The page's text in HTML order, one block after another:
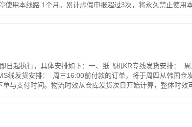
用本线路 1个月。累计虚假申报超过3次，将永久禁止使用
起执行，具体安排如下：一、纸飞机KR专线发货安排：
线发货安排： 周三16:00前付款的订单，将于周四从韩国
与支付时间。物流时效从仓库发货次日开始计算，整体时效